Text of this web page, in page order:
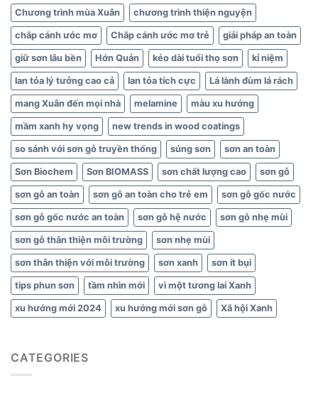
Chương trình mùa Xuân chương trình thiện nguyện
chắp cánh ước mơ Chắp cánh ước mơ trẻ giải pháp an toàn
giữ sơn lâu bền Hớn Quản kéo dài tuổi thọ sơn kỉ niệm
lan tỏa lý tưởng cao cả lan tỏa tích cực Lá lành đùm lá rách
mang Xuân đến mọi nhà melamine màu xu hướng
mầm xanh hy vọng new trends in wood coatings
so sánh với sơn gỗ truyền thống súng sơn sơn an toàn
Sơn Biochem Sơn BIOMASS sơn chất lượng cao sơn gỗ
sơn gỗ an toàn sơn gỗ an toàn cho trẻ em sơn gỗ gốc nước
sơn gỗ gốc nước an toàn sơn gỗ hệ nước sơn gỗ nhẹ mùi
sơn gỗ thân thiện môi trường sơn nhẹ mùi
sơn thân thiện với môi trường sơn xanh sơn ít bụi
tips phun sơn tầm nhìn mới vì một tương lai Xanh
xu hướng mới 2024 xu hướng mới sơn gỗ Xã hội Xanh
CATEGORIES